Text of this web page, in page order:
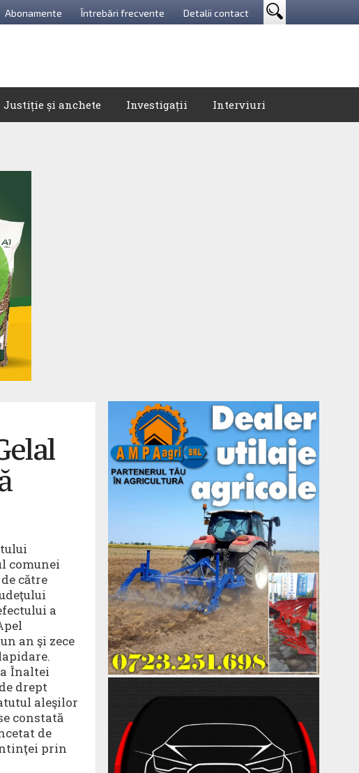
Abonamente Întrebări frecvente Detalii contact
Justiție și anchete Investigații Interviuri
comunei
către
a
an şi zece
a Înaltei
drept
aleşilor
constată
de
prin